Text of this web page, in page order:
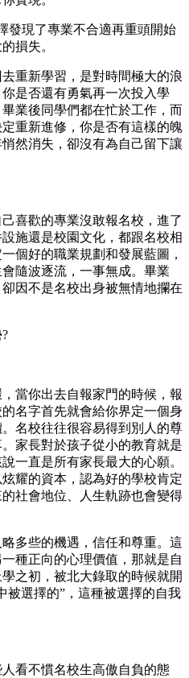
現了專業不合適再重頭開始
損失。
重新學習，是對時間極大的浪
是否還有勇氣再一次投入學
業後同學們都在忙於工作，而
重新進修，你是否有這樣的魄
然消失，卻沒有為自己留下讓
喜歡的專業沒敢報名校，進了
施還是校園文化，都跟名校相
個好的職業規劃和發展藍圖，
隨波逐流，一事無成。畢業
因不是名校出身被無情地攔在
當你出去自報家門的時候，報
名字首先就會給你界定一個身
名校往往很容易得到別人的尊
家長對於孩子從小的教育就是
一直是所有家長最大的心願。
耀的資本，認為好的學校肯定
社會地位、人生軌跡也會變得
多些的機遇，信任和尊重。這
種正向的心理價值，那就是自
之初，被北大錄取的時候就開
被選擇的”，這種被選擇的自我
看不慣名校生高傲自負的態